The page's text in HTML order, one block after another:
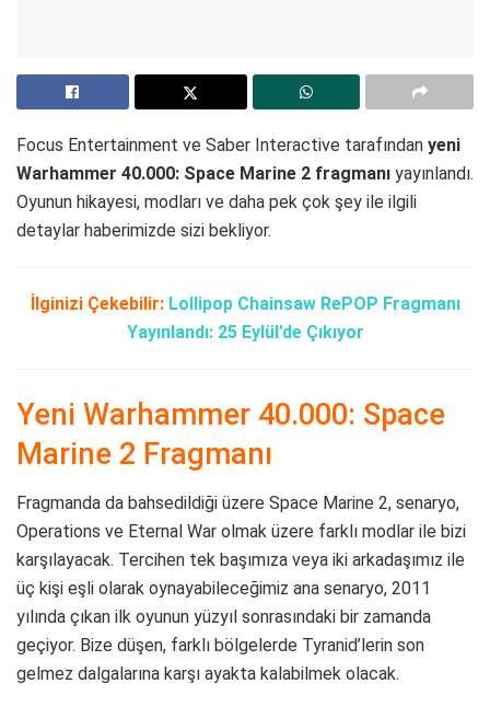
Focus Entertainment ve Saber Interactive tarafından yeni
Warhammer 40.000: Space Marine 2 fragmanı yayınlandı.
Oyunun hikayesi, modları ve daha pek çok şey ile ilgili
detaylar haberimizde sizi bekliyor.
İlginizi Çekebilir: Lollipop Chainsaw RePOP Fragmanı
Yayınlandı: 25 Eylül’de Çıkıyor
Yeni Warhammer 40.000: Space
Marine 2 Fragmanı
Fragmanda da bahsedildiği üzere Space Marine 2, senaryo,
Operations ve Eternal War olmak üzere farklı modlar ile bizi
karşılayacak. Tercihen tek başımıza veya iki arkadaşımız ile
üç kişi eşli olarak oynayabileceğimiz ana senaryo, 2011
yılında çıkan ilk oyunun yüzyıl sonrasındaki bir zamanda
geçiyor. Bize düşen, farklı bölgelerde Tyranid’lerin son
gelmez dalgalarına karşı ayakta kalabilmek olacak.